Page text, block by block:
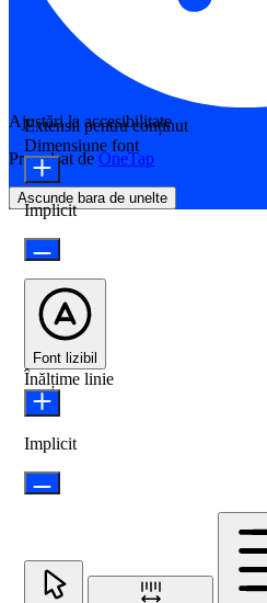
Ajustări la accesibilitate
Propulsat de OneTap
Ascunde bara de unelte
Extensii pentru conținut
Dimensiune font
Implicit
Font lizibil
Înălțime linie
Implicit